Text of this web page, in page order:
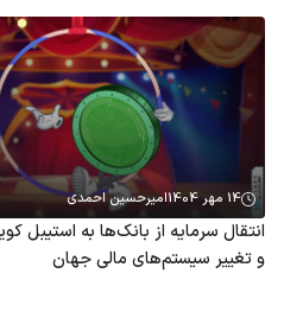
14 مهر 1404 امیرحسین احمدی
و تغییر سیستم‌های مالی جهان